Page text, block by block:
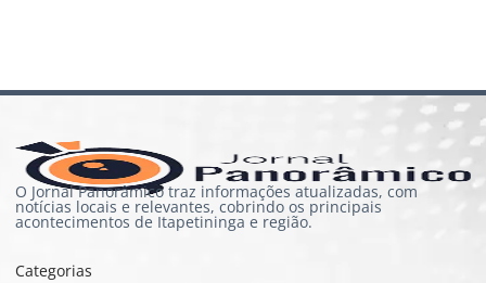
O Jornal Panorâmico traz informações atualizadas, com
notícias locais e relevantes, cobrindo os principais
acontecimentos de Itapetininga e região.
Categorias